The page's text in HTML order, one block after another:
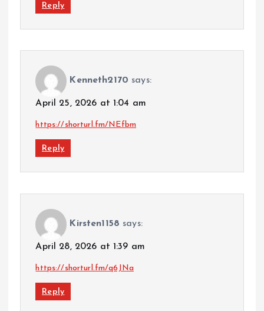
Reply
Kenneth2170 says:
April 25, 2026 at 1:04 am
https://shorturl.fm/NEfbm
Reply
Kirsten1158 says:
April 28, 2026 at 1:39 am
https://shorturl.fm/q6JNa
Reply